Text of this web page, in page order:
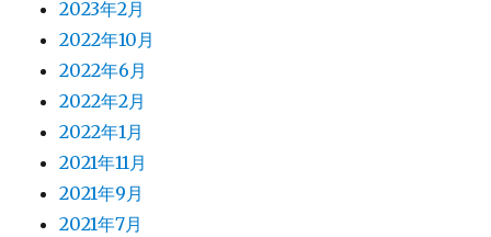
2023年2月
2022年10月
2022年6月
2022年2月
2022年1月
2021年11月
2021年9月
2021年7月